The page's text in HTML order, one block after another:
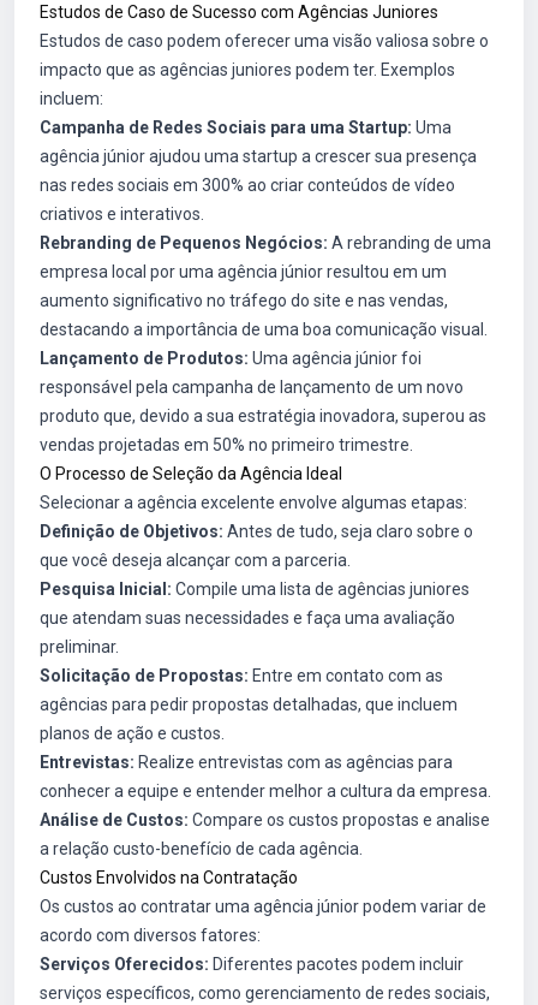
Estudos de Caso de Sucesso com Agências Juniores
Estudos de caso podem oferecer uma visão valiosa sobre o
impacto que as agências juniores podem ter. Exemplos
incluem:
Campanha de Redes Sociais para uma Startup: Uma
agência júnior ajudou uma startup a crescer sua presença
nas redes sociais em 300% ao criar conteúdos de vídeo
criativos e interativos.
Rebranding de Pequenos Negócios: A rebranding de uma
empresa local por uma agência júnior resultou em um
aumento significativo no tráfego do site e nas vendas,
destacando a importância de uma boa comunicação visual.
Lançamento de Produtos: Uma agência júnior foi
responsável pela campanha de lançamento de um novo
produto que, devido a sua estratégia inovadora, superou as
vendas projetadas em 50% no primeiro trimestre.
O Processo de Seleção da Agência Ideal
Selecionar a agência excelente envolve algumas etapas:
Definição de Objetivos: Antes de tudo, seja claro sobre o
que você deseja alcançar com a parceria.
Pesquisa Inicial: Compile uma lista de agências juniores
que atendam suas necessidades e faça uma avaliação
preliminar.
Solicitação de Propostas: Entre em contato com as
agências para pedir propostas detalhadas, que incluem
planos de ação e custos.
Entrevistas: Realize entrevistas com as agências para
conhecer a equipe e entender melhor a cultura da empresa.
Análise de Custos: Compare os custos propostas e analise
a relação custo-benefício de cada agência.
Custos Envolvidos na Contratação
Os custos ao contratar uma agência júnior podem variar de
acordo com diversos fatores:
Serviços Oferecidos: Diferentes pacotes podem incluir
serviços específicos, como gerenciamento de redes sociais,